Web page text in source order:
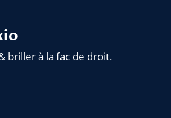
briller à la fac de droit.